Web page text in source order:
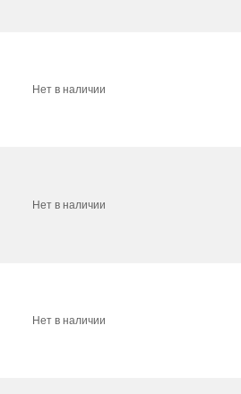
Нет в наличии
Нет в наличии
Нет в наличии